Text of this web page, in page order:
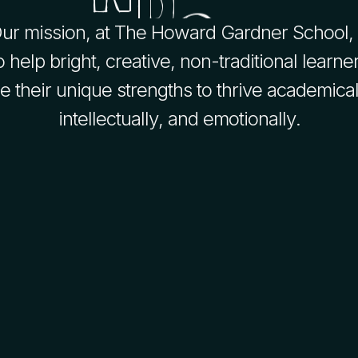
XPERIENTIA
ur mission, at The Howard Gardner School,
help bright, creative, non-traditional learne
e their unique strengths to thrive academical
intellectually, and emotionally.